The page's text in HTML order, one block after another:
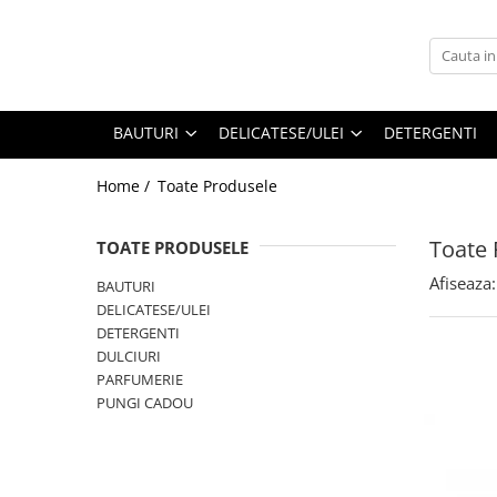
PARFUMURI
BAUTURI DELICATESE/ULEI DETERGENTI
Home / Toate Produsele
Toate
TOATE PRODUSELE
BAUTURI
DELICATESE/ULEI
DETERGENTI
DULCIURI
PARFUMERIE
PUNGI CADOU
Afiseaza: